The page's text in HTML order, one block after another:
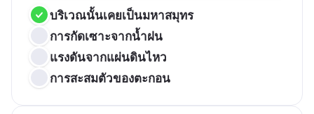
บริเวณนั้นเคยเป็นมหาสมุทร
การกัดเซาะจากน้ำฝน
แรงดันจากแผ่นดินไหว
การสะสมตัวของตะกอน